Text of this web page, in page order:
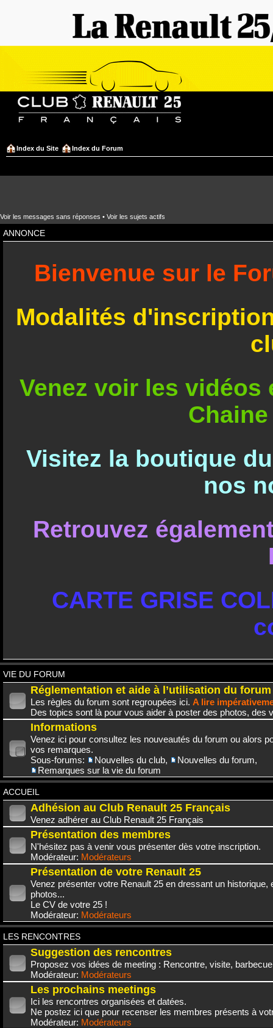
Index du Site Index du Forum
Voir les messages sans réponses • Voir les sujets actifs
ANNONCE
Bienvenue sur le
Modalités
Venez voir les
Visitez la boutique
nos
Retrouvez
CARTE GRISE
VIE DU FORUM
Réglementation et aide à l’utilisation du forum
Les règles du forum sont regroupées ici. A lire
Des topics sont là pour vous aider à poster des photos, des
Informations
Venez ici pour consultez les nouveautés du forum ou alors
vos remarques.
Sous-forums:
Nouvelles du club, Nouvelles du forum,
Remarques sur la vie du forum
ACCUEIL
Adhésion au Club Renault 25 Français
Venez adhérer au Club Renault 25 Français
Présentation des membres
N'hésitez pas à venir vous présenter dès votre inscription.
Modérateur: Modérateurs
Présentation de votre Renault 25
Venez présenter votre Renault 25 en dressant un historique,
photos...
Le CV de votre 25 !
Modérateur: Modérateurs
LES RENCONTRES
Suggestion des rencontres
Proposez vos idées de meeting : Rencontre, visite,
Modérateur: Modérateurs
Les prochains meetings
Ici les rencontres organisées et datées.
Ne postez ici que pour recenser les membres présents à
Modérateur: Modérateurs